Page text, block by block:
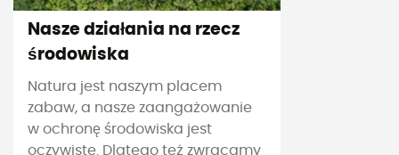
Nasze działania na rzecz
środowiska
Natura jest naszym placem
zabaw, a nasze zaangażowanie
w ochronę środowiska jest
oczywiste. Dlatego też zwracamy